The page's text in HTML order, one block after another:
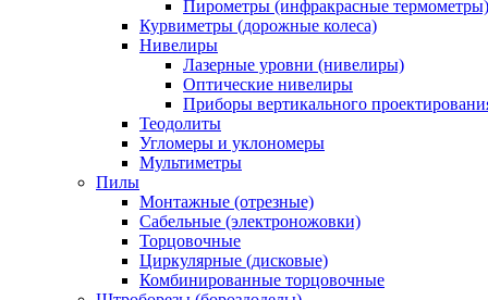
Пирометры (инфракрасные термометры)
Курвиметры (дорожные колеса)
Нивелиры
Лазерные уровни (нивелиры)
Оптические нивелиры
Приборы вертикального
Теодолиты
Угломеры и уклономеры
Мультиметры
Пилы
Монтажные (отрезные)
Сабельные (электроножовки)
Торцовочные
Циркулярные (дисковые)
Комбинированные торцовочные